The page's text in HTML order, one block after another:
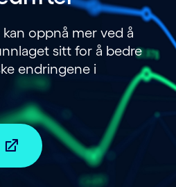
oppnå mer ved å
sitt for å bedre
endringene i